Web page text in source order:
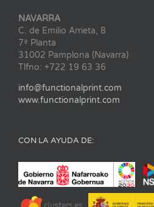
NAVARRA
C. de Emilio Arrieta, 8
7ª Planta
31002 Pamplona (Navarra)
Tlfno: +722 19 63 36
info@functionalprint.com
www.functionalprint.com
CON LA AYUDA DE: